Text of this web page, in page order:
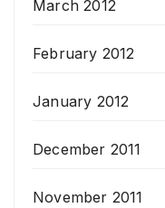
March 2012
February 2012
January 2012
December 2011
November 2011